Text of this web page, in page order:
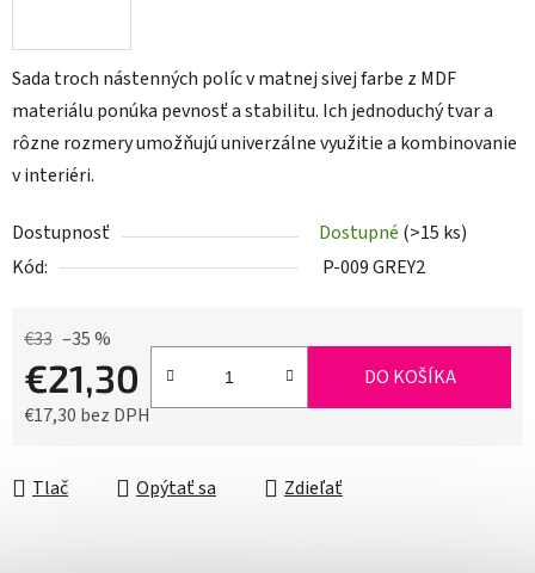
Sada troch nástenných políc v matnej sivej farbe z MDF
materiálu ponúka pevnosť a stabilitu. Ich jednoduchý tvar a
rôzne rozmery umožňujú univerzálne využitie a kombinovanie
v interiéri.
Dostupnosť Dostupné (>15 ks)
Kód:
P-009 GREY2
€33 –35 %
€21,30
€17,30 bez DPH
DO KOŠÍKA
Tlač Opýtať sa Zdieľať